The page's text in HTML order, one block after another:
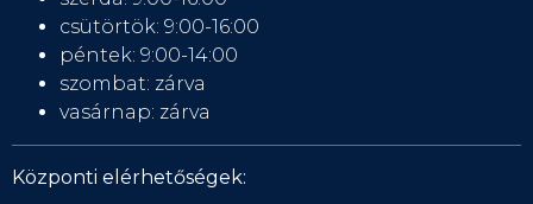
csütörtök: 9:00-16:00
péntek: 9:00-14:00
szombat: zárva
vasárnap: zárva
Központi elérhetőségek: